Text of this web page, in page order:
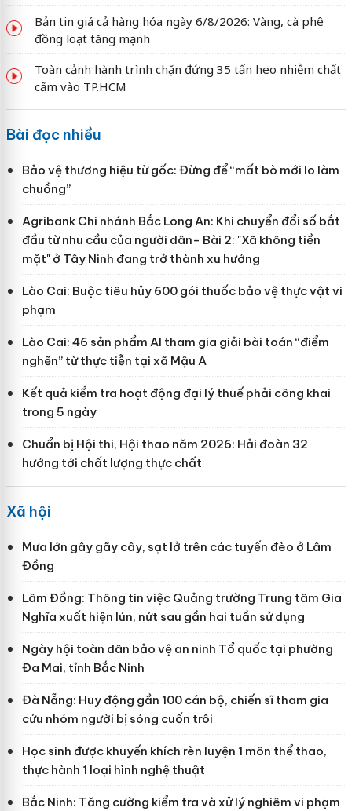
Bản tin giá cả hàng hóa ngày 6/8/2026: Vàng, cà phê
đồng loạt tăng mạnh
Toàn cảnh hành trình chặn đứng 35 tấn heo nhiễm chất
cấm vào TP.HCM
Bài đọc nhiều
Bảo vệ thương hiệu từ gốc: Đừng để “mất bò mới lo làm
chuồng”
Agribank Chi nhánh Bắc Long An: Khi chuyển đổi số bắt
đầu từ nhu cầu của người dân- Bài 2: "Xã không tiền
mặt" ở Tây Ninh đang trở thành xu hướng
Lào Cai: Buộc tiêu hủy 600 gói thuốc bảo vệ thực vật vi
phạm
Lào Cai: 46 sản phẩm AI tham gia giải bài toán “điểm
nghẽn” từ thực tiễn tại xã Mậu A
Kết quả kiểm tra hoạt động đại lý thuế phải công khai
trong 5 ngày
Chuẩn bị Hội thi, Hội thao năm 2026: Hải đoàn 32
hướng tới chất lượng thực chất
Xã hội
Mưa lớn gây gãy cây, sạt lở trên các tuyến đèo ở Lâm
Đồng
Lâm Đồng: Thông tin việc Quảng trường Trung tâm Gia
Nghĩa xuất hiện lún, nứt sau gần hai tuần sử dụng
Ngày hội toàn dân bảo vệ an ninh Tổ quốc tại phường
Đa Mai, tỉnh Bắc Ninh
Đà Nẵng: Huy động gần 100 cán bộ, chiến sĩ tham gia
cứu nhóm người bị sóng cuốn trôi
Học sinh được khuyến khích rèn luyện 1 môn thể thao,
thực hành 1 loại hình nghệ thuật
Bắc Ninh: Tăng cường kiểm tra và xử lý nghiêm vi phạm